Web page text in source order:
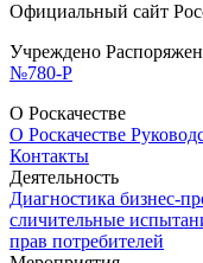
Официальный сайт
Учреждено
№780-Р
О Роскачестве
О Роскачестве
Контакты
Деятельность
Диагностика бизнес-
сличительные
прав потребителей